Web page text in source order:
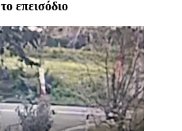
επεισόδιο